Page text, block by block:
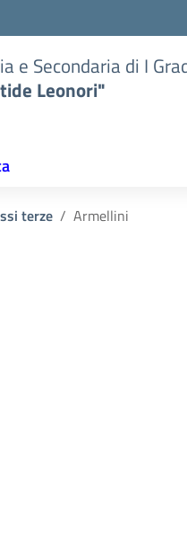
e Secondaria di I
Leonori"
terze Armellini